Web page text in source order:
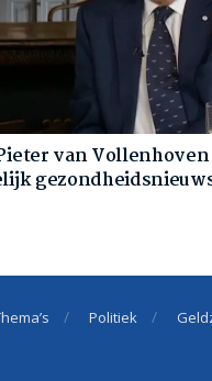
van
Politiek